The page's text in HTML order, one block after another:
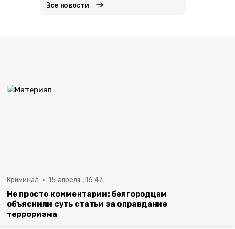
Все новости
Криминал 15 апреля , 16:47
Не просто комментарии: белгородцам
объяснили суть статьи за оправдание
терроризма